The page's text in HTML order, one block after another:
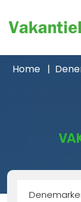
Home